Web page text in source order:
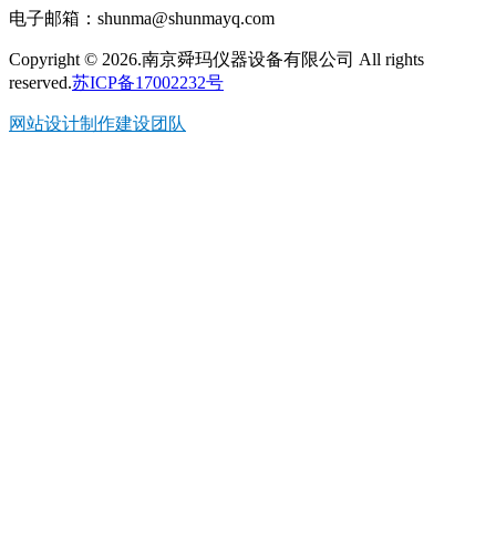
电子邮箱：shunma@shunmayq.com
Copyright © 2026.南京舜玛仪器设备有限公司 All rights
reserved.苏ICP备17002232号
网站设计制作建设团队